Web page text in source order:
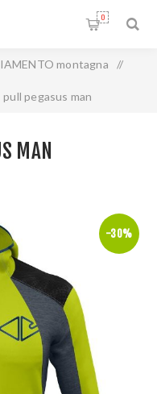
0
montagna /
pull pegasus man
-30%
MAN